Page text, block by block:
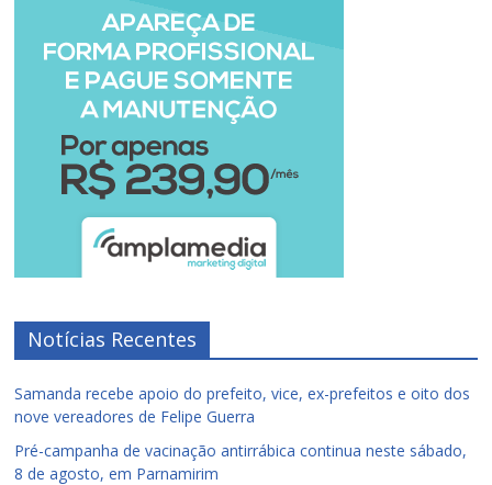
Notícias Recentes
Samanda recebe apoio do prefeito, vice, ex-prefeitos e oito dos
nove vereadores de Felipe Guerra
Pré-campanha de vacinação antirrábica continua neste sábado,
8 de agosto, em Parnamirim